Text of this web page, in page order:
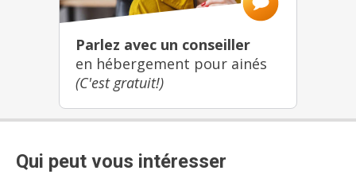
Parlez avec un conseiller
en hébergement pour ainés
(C'est gratuit!)
Qui peut vous intéresser